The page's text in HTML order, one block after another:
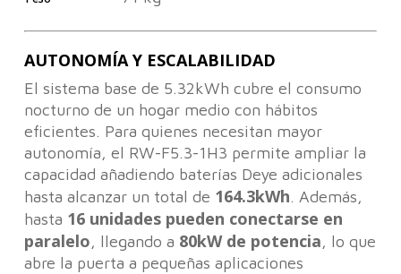
AUTONOMÍA Y ESCALABILIDAD
El sistema base de 5.32kWh cubre el consumo
nocturno de un hogar medio con hábitos
eficientes. Para quienes necesitan mayor
autonomía, el RW-F5.3-1H3 permite ampliar la
capacidad añadiendo baterías Deye adicionales
hasta alcanzar un total de 164.3kWh. Además,
hasta 16 unidades pueden conectarse en
paralelo, llegando a 80kW de potencia, lo que
abre la puerta a pequeñas aplicaciones